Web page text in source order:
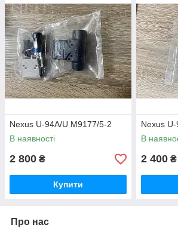
Nexus U-94A/U M9177/5-2
В наявності
2 800 ₴
Купити
Nexus
В
2 400 ₴
Про нас